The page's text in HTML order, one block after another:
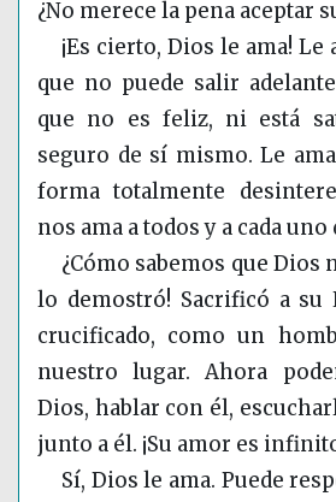
¿No merece la pena aceptar
¡Es cierto, Dios le ama! Le
que no puede salir
que no es feliz, ni está
seguro de sí mismo. Le
forma totalmente
nos ama a todos y a cada
¿Cómo sabemos que Dios
lo demostró! Sacrificó a
crucificado, como un
nuestro lugar. Ahora
Dios, hablar con él,
junto a él. ¡Su amor es
Sí, Dios le ama. Puede